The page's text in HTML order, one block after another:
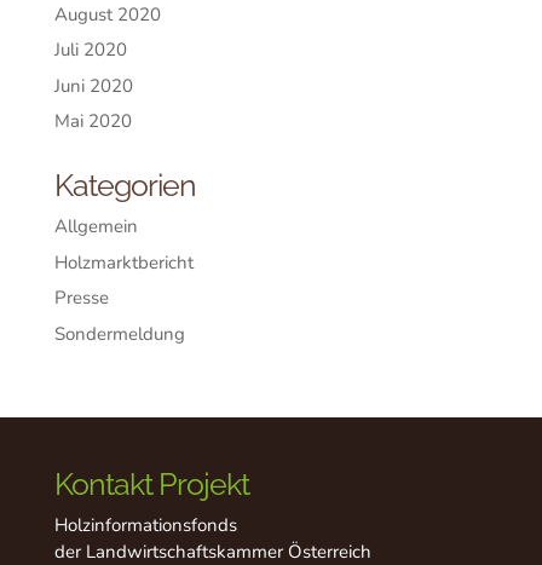
August 2020
Juli 2020
Juni 2020
Mai 2020
Kategorien
Allgemein
Holzmarktbericht
Presse
Sondermeldung
Kontakt Projekt
Holzinformationsfonds
der Landwirtschaftskammer Österreich